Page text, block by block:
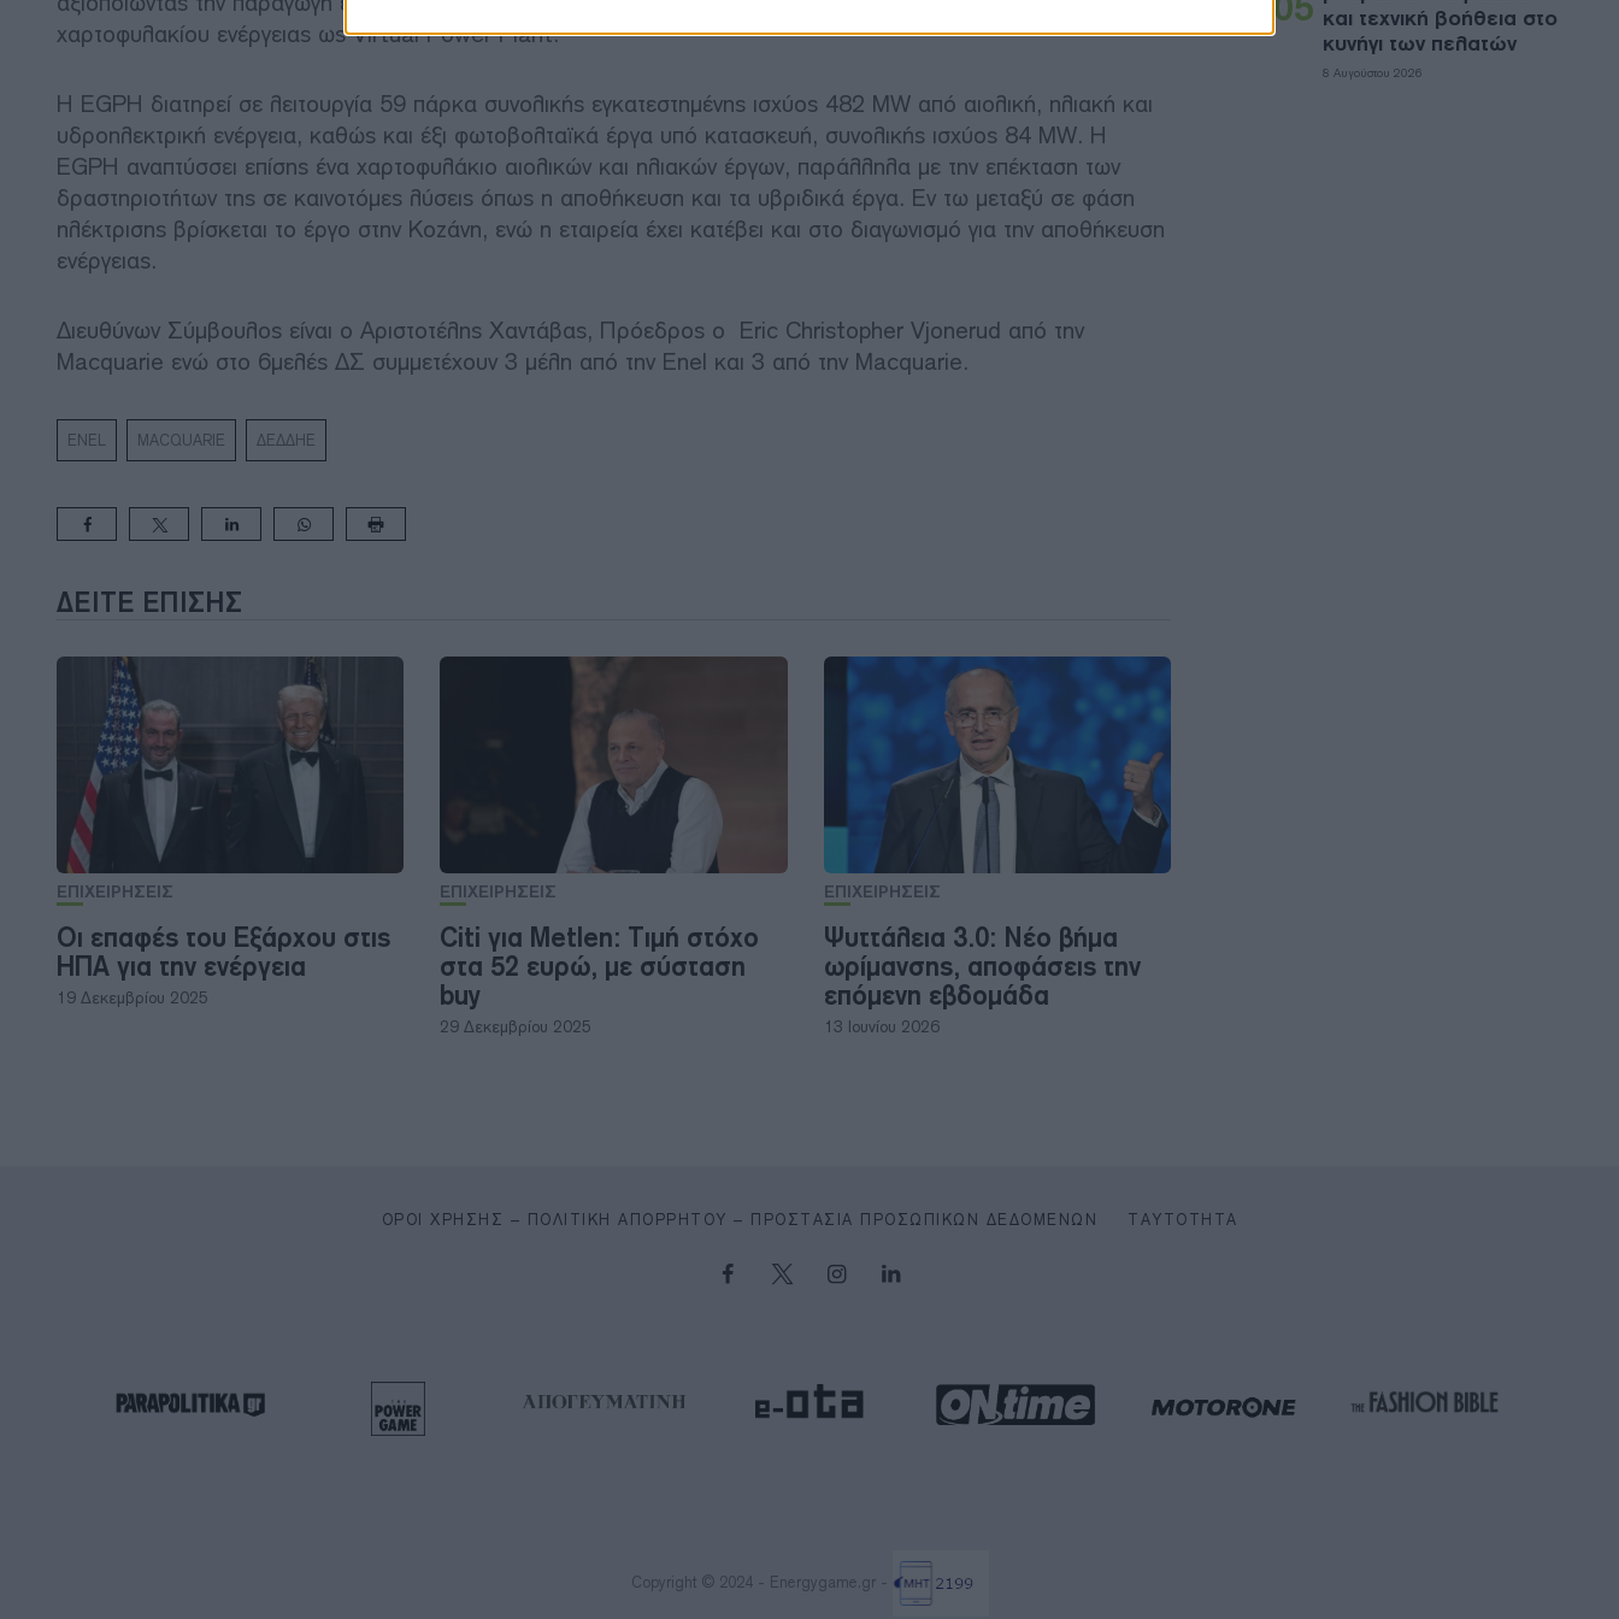
χαρτοφυλακίου ενέργειας ως Virtual Power Plant.
Η EGPH διατηρεί σε λειτουργία 59 πάρκα συνολικής εγκατεστημένης ισχύος 482 MW από αιολική, ηλιακή και
υδροηλεκτρική ενέργεια, καθώς και έξι φωτοβολταϊκά έργα υπό κατασκευή, συνολικής ισχύος 84 MW. Η
EGPH αναπτύσσει επίσης ένα χαρτοφυλάκιο αιολικών και ηλιακών έργων, παράλληλα με την επέκταση των
δραστηριοτήτων της σε καινοτόμες λύσεις όπως η αποθήκευση και τα υβριδικά έργα. Εν τω μεταξύ σε φάση
ηλέκτρισης βρίσκεται το έργο στην Κοζάνη, ενώ η εταιρεία έχει κατέβει και στο διαγωνισμό για την αποθήκευση
ενέργειας.
Διευθύνων Σύμβουλος είναι ο Αριστοτέλης Χαντάβας, Πρόεδρος ο Eric Christopher Vjonerud από την
Macquarie ενώ στο 6μελές ΔΣ συμμετέχουν 3 μέλη από την Enel και 3 από την Macquarie.
ENEL MACQUARIE ΔΕΔΔΗΕ
ΔΕΊΤΕ ΕΠΊΣΗΣ
ΕΠΙΧΕΙΡΗΣΕΙΣ
Οι επαφές του Εξάρχου στις
ΗΠΑ για την ενέργεια
19 Δεκεμβρίου 2025
ΕΠΙΧΕΙΡΗΣΕΙΣ
Citi για Metlen: Τιμή στόχο
στα 52 ευρώ, με σύσταση
buy
29 Δεκεμβρίου 2025
ΕΠΙΧΕΙΡΗΣΕΙΣ
Ψυττάλεια 3.0: Νέο βήμα
ωρίμανσης, αποφάσεις την
επόμενη εβδομάδα
13 Ιουνίου 2026
και τεχνική βοήθεια στο
κυνήγι των πελατών
8 Αυγούστου 2026
ΌΡΟΙ ΧΡΉΣΗΣ – ΠΟΛΙΤΙΚΉ ΑΠΟΡΡΉΤΟΥ – ΠΡΟΣΤΑΣΊΑ ΠΡΟΣΩΠΙΚΏΝ ΔΕΔΟΜΈΝΩΝ ΤΑΥΤΌΤΗΤΑ
Copyright © 2024 - Energygame.gr -